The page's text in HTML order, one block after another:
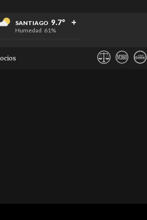
SANTIAGO 9.7°
Humedad 61%
+
+
+